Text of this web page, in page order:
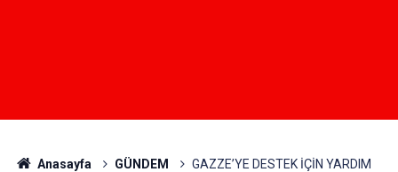
Anasayfa GÜNDEM
GAZZE’YE DESTEK İÇİN YARDIM